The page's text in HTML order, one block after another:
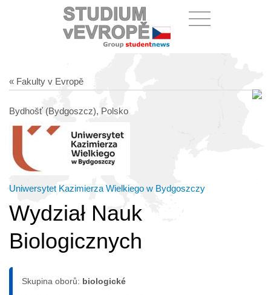
« Fakulty v Evropě
Bydhošť (Bydgoszcz), Polsko
Uniwersytet Kazimierza Wielkiego w Bydgoszczy
Wydział Nauk
Biologicznych
Skupina oborů: biologické